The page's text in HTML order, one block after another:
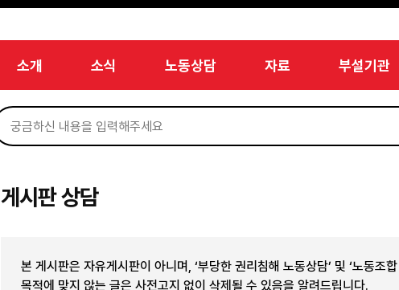
소개 소식 노동상담 자료 부설기관
게시판 상담
본 게시판은 자유게시판이 아니며, ‘부당한 권리침해 노동상담’ 및 ‘노동조
목적에 맞지 않는 글은 사전고지 없이 삭제될 수 있음을 알려드립니다.